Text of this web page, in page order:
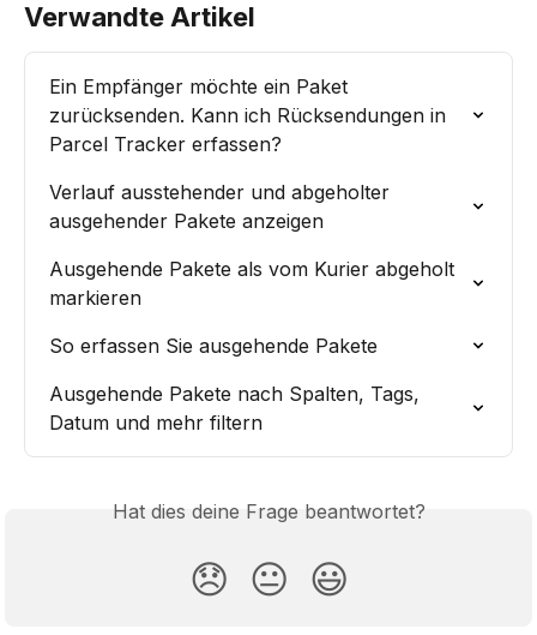
Verwandte Artikel
Ein Empfänger möchte ein Paket
zurücksenden. Kann ich Rücksendungen in
Parcel Tracker erfassen?
Verlauf ausstehender und abgeholter
ausgehender Pakete anzeigen
Ausgehende Pakete als vom Kurier abgeholt
markieren
So erfassen Sie ausgehende Pakete
Ausgehende Pakete nach Spalten, Tags,
Datum und mehr filtern
Hat dies deine Frage beantwortet?
😞 😐 😃